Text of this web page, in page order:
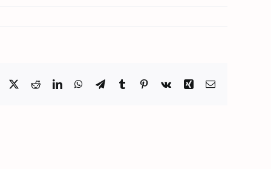
Facebook
X RedditLinkedInWhatsApp
TelegramTumblr Pinterest
Vk Xing Email